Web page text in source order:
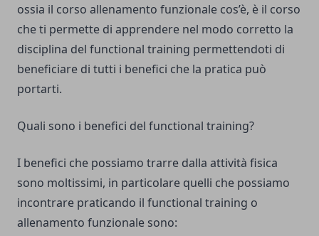
ossia il corso allenamento funzionale cos’è, è il corso
che ti permette di apprendere nel modo corretto la
disciplina del functional training permettendoti di
beneficiare di tutti i benefici che la pratica può
portarti.
Quali sono i benefici del functional training?
I benefici che possiamo trarre dalla attività fisica
sono moltissimi, in particolare quelli che possiamo
incontrare praticando il functional training o
allenamento funzionale sono: